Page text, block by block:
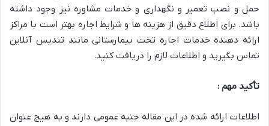
حمل و نصب تعمیر و نگهداری و خدمات مشاوره نیز وجود داشته
باشد. برای اطلاع دقیق از هزینه ها و شرایط اجاره بهتر است با مراکز
ارائه دهنده خدمات اجاره تخت بیمارستانی مانند تندیس آنلاین
تماس بگیرید و اطلاعات لازم را دریافت کنید.
تأکید مهم :
اطلاعات ارائه شده در این مقاله جنبه عمومی دارند و به هیچ عنوان